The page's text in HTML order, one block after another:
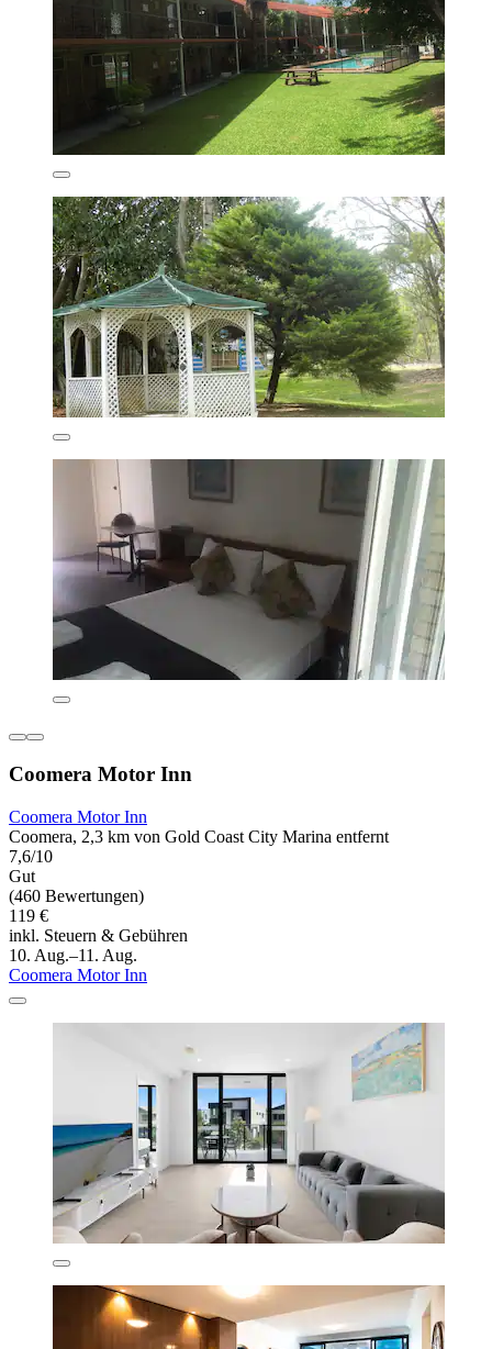
Coomera Motor Inn
Coomera Motor Inn
Coomera, 2,3 km von Gold Coast City Marina entfernt
7,6/10
Gut
(460 Bewertungen)
119 €
inkl. Steuern & Gebühren
10. Aug.–11. Aug.
Coomera Motor Inn